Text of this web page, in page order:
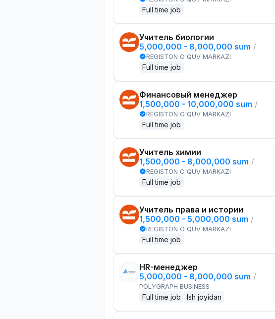
Full time job
Учитель биологии
5,000,000 - 8,000,000 sum /
REGISTON O'QUV MARKAZI
Full time job
Финансовый менеджер
1,500,000 - 10,000,000 sum /
REGISTON O'QUV MARKAZI
Full time job
Учитель химии
1,500,000 - 8,000,000 sum /
REGISTON O'QUV MARKAZI
Full time job
Учитель права и истории
1,500,000 - 5,000,000 sum /
REGISTON O'QUV MARKAZI
Full time job
HR-менеджер
5,000,000 - 8,000,000 sum /
POLYGRAPH BUSINESS
Full time job Ish joyidan